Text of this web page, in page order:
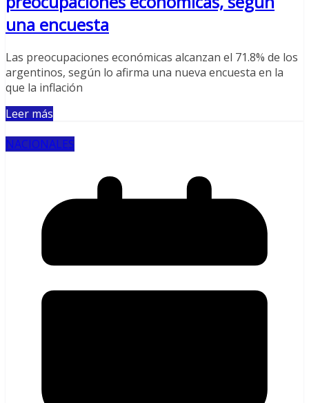
una encuesta
Las preocupaciones económicas alcanzan el 71.8% de los
argentinos, según lo afirma una nueva encuesta en la
que la inflación
Leer más
NACIONALES